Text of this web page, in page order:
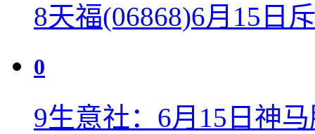
8天福(06868)6月15日
0
9生意社：6月15日神